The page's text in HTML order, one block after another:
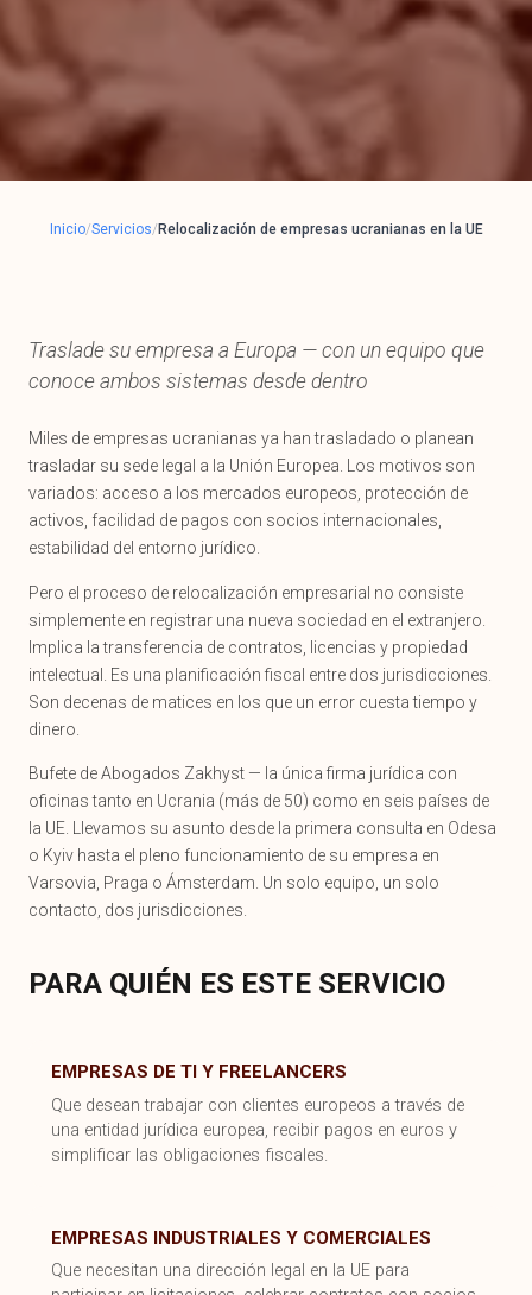
Inicio/Servicios/ Relocalización de empresas ucranianas en la UE
Traslade su empresa a Europa — con un equipo que
conoce ambos sistemas desde dentro
Miles de empresas ucranianas ya han trasladado o planean
trasladar su sede legal a la Unión Europea. Los motivos son
variados: acceso a los mercados europeos, protección de
activos, facilidad de pagos con socios internacionales,
estabilidad del entorno jurídico.
Pero el proceso de relocalización empresarial no consiste
simplemente en registrar una nueva sociedad en el extranjero.
Implica la transferencia de contratos, licencias y propiedad
intelectual. Es una planificación fiscal entre dos jurisdicciones.
Son decenas de matices en los que un error cuesta tiempo y
dinero.
Bufete de Abogados Zakhyst — la única firma jurídica con
oficinas tanto en Ucrania (más de 50) como en seis países de
la UE. Llevamos su asunto desde la primera consulta en Odesa
o Kyiv hasta el pleno funcionamiento de su empresa en
Varsovia, Praga o Ámsterdam. Un solo equipo, un solo
contacto, dos jurisdicciones.
PARA QUIÉN ES ESTE SERVICIO
EMPRESAS DE TI Y FREELANCERS
Que desean trabajar con clientes europeos a través de
una entidad jurídica europea, recibir pagos en euros y
simplificar las obligaciones fiscales.
EMPRESAS INDUSTRIALES Y COMERCIALES
Que necesitan una dirección legal en la UE para